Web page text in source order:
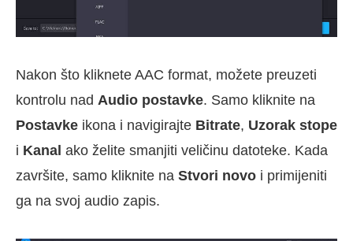
Nakon što kliknete AAC format, možete preuzeti
kontrolu nad Audio postavke. Samo kliknite na
Postavke ikona i navigirajte Bitrate, Uzorak stope
i Kanal ako želite smanjiti veličinu datoteke. Kada
završite, samo kliknite na Stvori novo i primijeniti
ga na svoj audio zapis.